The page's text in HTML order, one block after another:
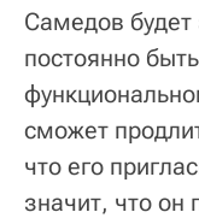
Самедов будет
постоянно
сможет
что его
значит, что он